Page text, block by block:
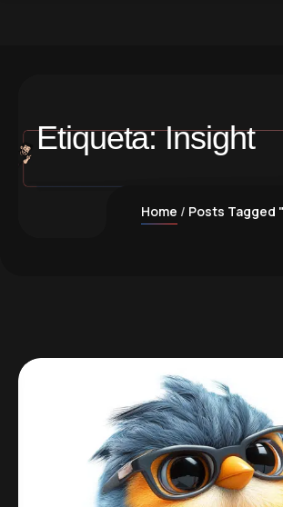
Etiqueta:Insight
Home Posts Tagged